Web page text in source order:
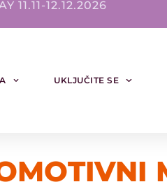
11.11-12.12.2026
UKLJUČITE SE